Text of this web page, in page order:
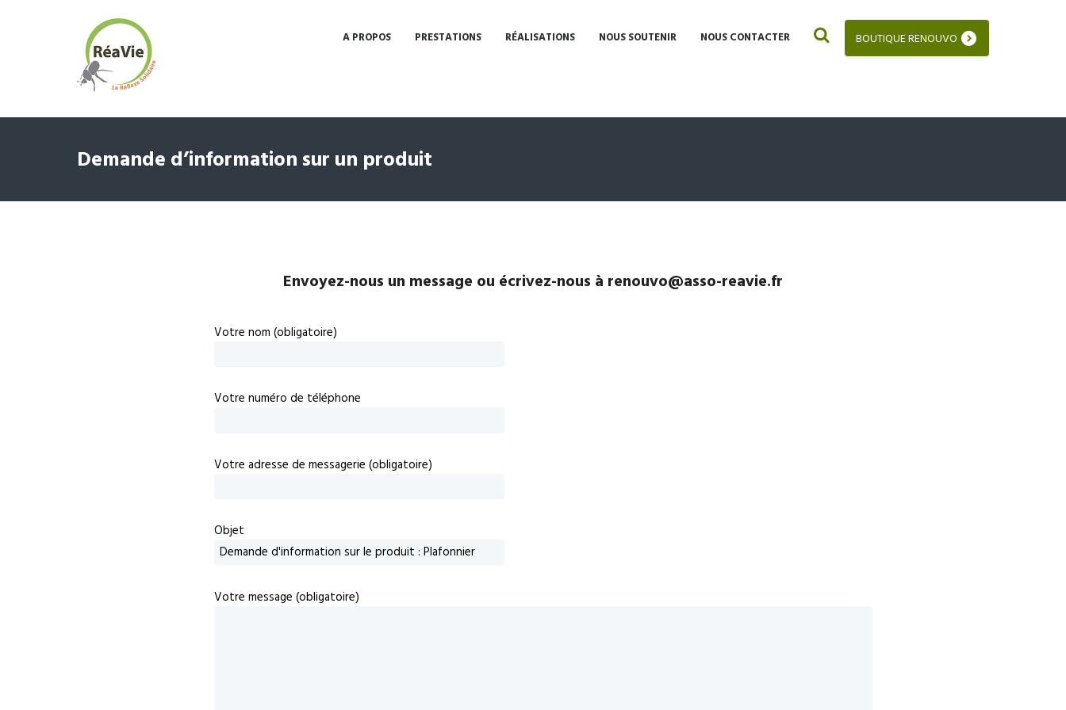
BOUTIQUE RENOUVO
A PROPOS PRESTATIONS RÉALISATIONS NOUS SOUTENIR NOUS CONTACTER
Demande d’information sur un produit
Envoyez-nous un message ou écrivez-nous à renouvo@asso-reavie.fr
Votre nom (obligatoire)
Votre numéro de téléphone
Votre adresse de messagerie (obligatoire)
Objet
Votre message (obligatoire)